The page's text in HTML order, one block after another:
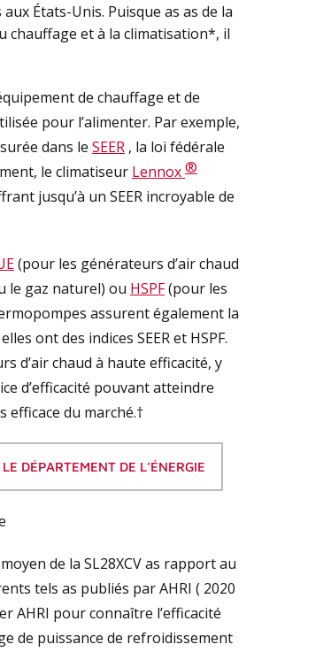
États-Unis. Puisque as as de la
chauffage et à la climatisation*, il
de chauffage et de
pour l’alimenter. Par exemple,
dans le SEER , la loi fédérale
le climatiseur Lennox®
jusqu’à un SEER incroyable de
(pour les générateurs d’air chaud
le gaz naturel) ou HSPF(pour les
assurent également la
ont des indices SEER et HSPF.
d’air chaud à haute efficacité, y
d’efficacité pouvant atteindre
efficace du marché.†
DÉPARTEMENT DE L’ÉNERGIE
de la SL28XCV as rapport au
tels as publiés par AHRI ( 2020
AHRI pour connaître l’efficacité
de puissance de refroidissement